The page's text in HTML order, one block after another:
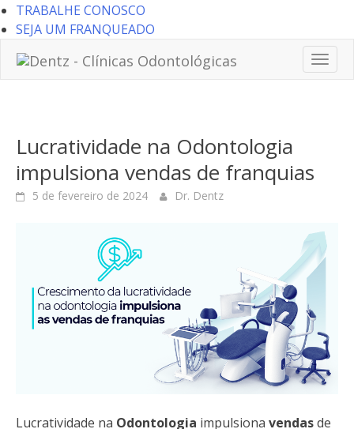
TRABALHE CONOSCO
SEJA UM FRANQUEADO
Lucratividade na Odontologia
impulsiona vendas de franquias
5 de fevereiro de 2024 Dr. Dentz
Lucratividade na Odontologia impulsiona vendasde